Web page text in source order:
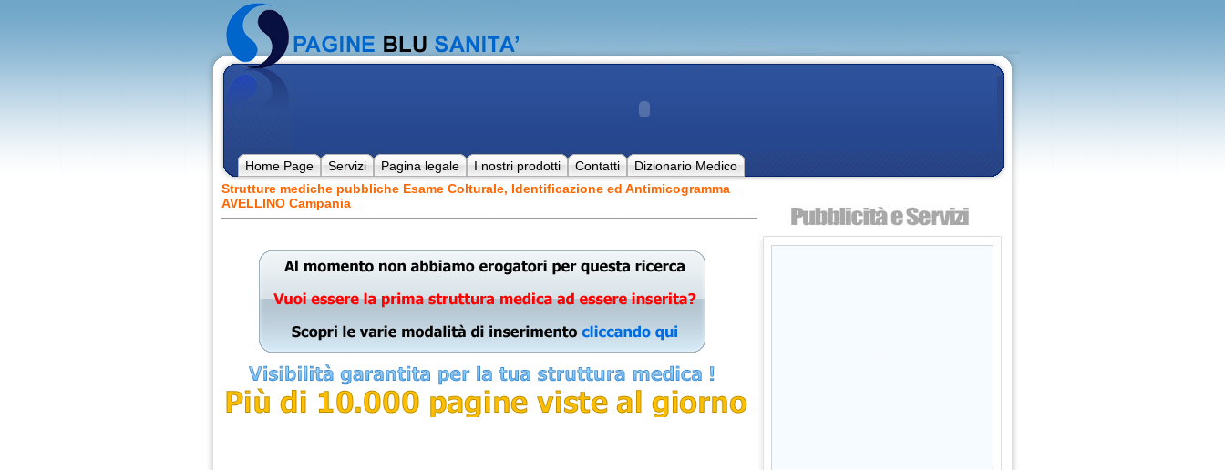
Home Page Servizi Pagina legale I nostri prodotti Contatti
Dizionario Medico
Strutture mediche pubbliche Esame Colturale, Identificazione ed Antimicogramma
AVELLINO Campania